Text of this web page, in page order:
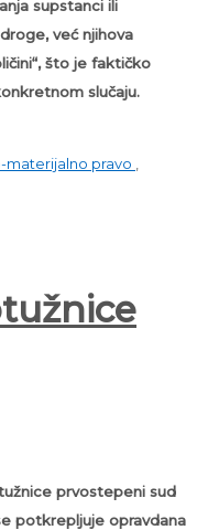
supstanci ili
već njihova
što je faktičko
slučaju.
materijalno pravo
prvostepeni sud
potkrepljuje opravdana